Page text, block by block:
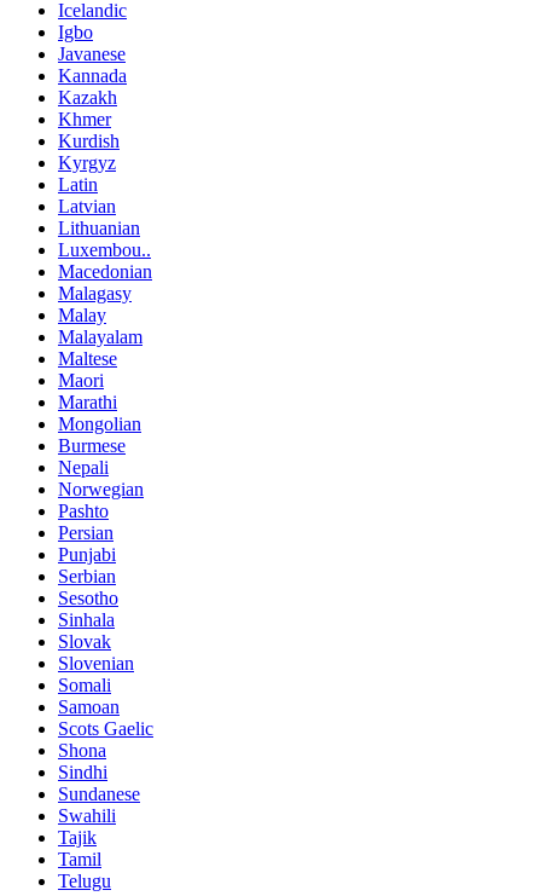
Icelandic
Igbo
Javanese
Kannada
Kazakh
Khmer
Kurdish
Kyrgyz
Latin
Latvian
Lithuanian
Luxembou..
Macedonian
Malagasy
Malay
Malayalam
Maltese
Maori
Marathi
Mongolian
Burmese
Nepali
Norwegian
Pashto
Persian
Punjabi
Serbian
Sesotho
Sinhala
Slovak
Slovenian
Somali
Samoan
Scots Gaelic
Shona
Sindhi
Sundanese
Swahili
Tajik
Tamil
Telugu